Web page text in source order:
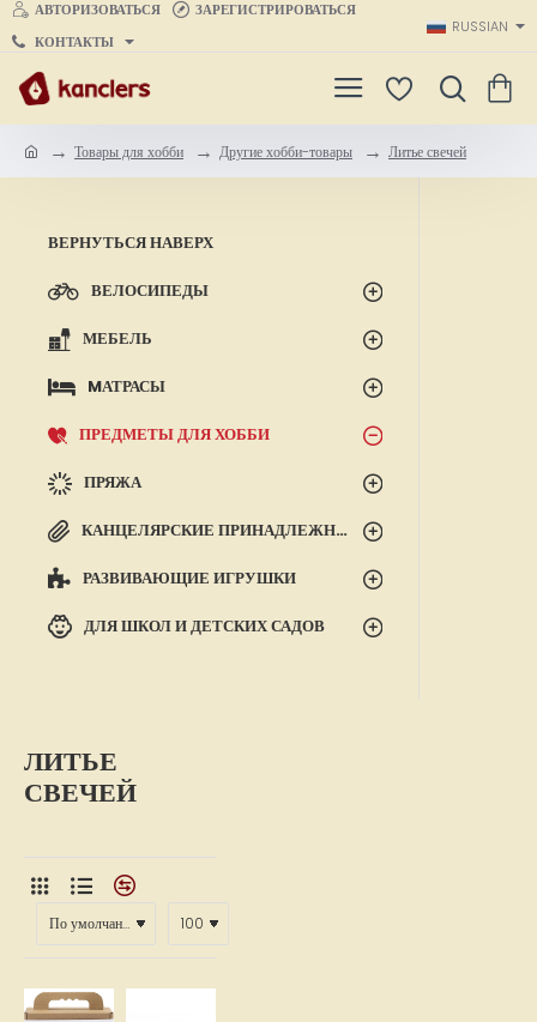
АВТОРИЗОВАТЬСЯ
ЗАРЕГИСТРИРОВАТЬСЯ
КОНТАКТЫ
RUSSIAN
Товары для хобби Другие хобби-товары Литье свечей
ВЕРНУТЬСЯ НАВЕРХ
ВЕЛОСИПЕДЫ
МЕБЕЛЬ
MАТРАСЫ
ПРЕДМЕТЫ ДЛЯ ХОББИ
ПРЯЖА
КАНЦЕЛЯРСКИЕ ПРИНАДЛЕЖНОСТИ
РАЗВИВАЮЩИЕ ИГРУШКИ
ДЛЯ ШКОЛ И ДЕТСКИХ САДОВ
ЛИТЬЕ
СВЕЧЕЙ